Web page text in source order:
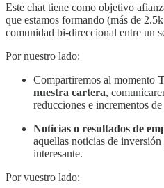
Este chat tiene como objetivo
que estamos formando (más de
comunidad bi-direccional entre un
Por nuestro lado:
Compartiremos al momento
nuestra cartera,
reducciones e incrementos
Noticias o resultados de
aquellas noticias de
interesante.
Por vuestro lado: